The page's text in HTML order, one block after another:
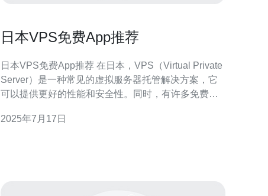
日本VPS免费App推荐
日本VPS免费App推荐 在日本，VPS（Virtual Private
Server）是一种常见的虚拟服务器托管解决方案，它
可以提供更好的性能和安全性。同时，有许多免费的
向您推荐一些在日本使用VPS时非常实用的免费
2025年7月17日